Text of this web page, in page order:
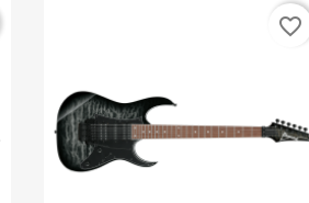
favorite_border